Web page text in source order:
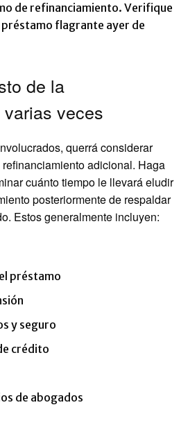
de refinanciamiento. Verifique
préstamo flagrante ayer de
de la
veces
querrá considerar
adicional. Haga
cuánto tiempo le llevará eludir
posteriormente de respaldar
Estos generalmente incluyen:
préstamo
y seguro
crédito
de abogados